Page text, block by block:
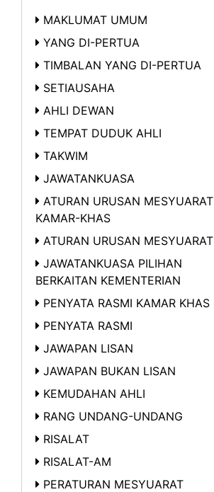
MAKLUMAT UMUM
YANG DI-PERTUA
TIMBALAN YANG DI-PERTUA
SETIAUSAHA
AHLI DEWAN
TEMPAT DUDUK AHLI
TAKWIM
JAWATANKUASA
ATURAN URUSAN MESYUARAT
KAMAR-KHAS
ATURAN URUSAN MESYUARAT
JAWATANKUASA PILIHAN
BERKAITAN KEMENTERIAN
PENYATA RASMI KAMAR KHAS
PENYATA RASMI
JAWAPAN LISAN
JAWAPAN BUKAN LISAN
KEMUDAHAN AHLI
RANG UNDANG-UNDANG
RISALAT
RISALAT-AM
PERATURAN MESYUARAT